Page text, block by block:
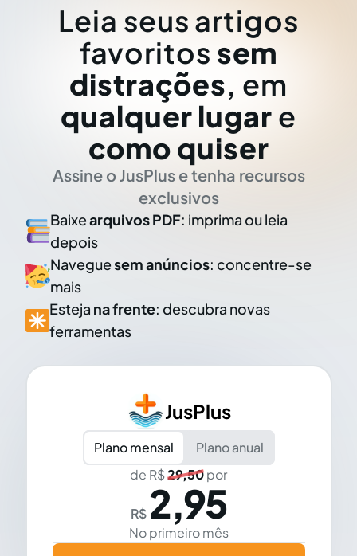
Leia seus artigos
favoritos sem
distrações, em
qualquer lugar e
como quiser
Assine o JusPlus e tenha recursos
exclusivos
Baixearquivos PDF: imprima ou leia
depois
Naveguesem anúncios: concentre-se
mais
Esteja na frente: descubra novas
ferramentas
JusPlus
Plano mensal
Plano anual
de R$29,50por
R$ 2,95
No primeiro mês